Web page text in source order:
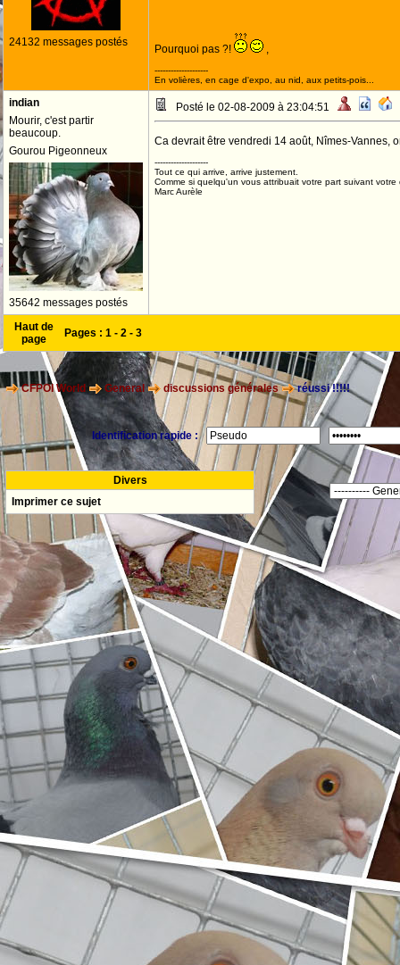
24132 messages postés
Pourquoi pas ?! ,
--------------------
En volières, en cage d'expo, au nid, aux petits-pois...
indian
Mourir, c'est partir
beaucoup.
Gourou Pigeonneux
35642 messages postés
Posté le 02-08-2009 à 23:04:51
Ca devrait être vendredi 14 août, Nîmes-Vannes,
--------------------
Tout ce qui arrive, arrive justement.
Comme si quelqu'un vous attribuait votre part suivant votre
Marc Aurèle
Haut de
page
Pages : 1 - 2 - 3
CFPOI World General discussions générales réussi !!!!!
Identification rapide :
Divers
Imprimer ce sujet